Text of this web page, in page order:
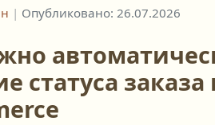
| Опубликовано: 26.07.2026
статуса заказа